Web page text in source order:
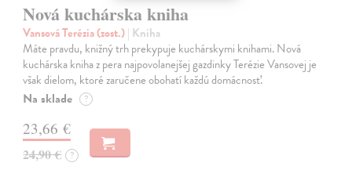
Nová kuchárska kniha
Vansová Terézia (zost.)| Kniha
Máte pravdu, knižný trh prekypuje kuchárskymi knihami. Nová
kuchárska kniha z pera najpovolanejšej gazdinky Terézie Vansovej je
však dielom, ktoré zaručene obohatí každú domácnosť.
Na sklade ?
23,66 €
24,90 € ?